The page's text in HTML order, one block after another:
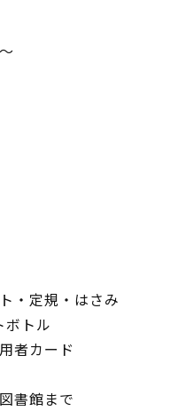
定規・はさみ
トル
者カード
館まで